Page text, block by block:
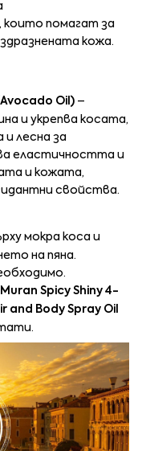
помагат за
кожа.
Avocado Oil) –
и укрепва косата,
и лесна за
еластичността и
и кожата,
свойства.
мокра коса и
на пяна.
Muran Spicy Shiny 4-
and Body Spray Oil